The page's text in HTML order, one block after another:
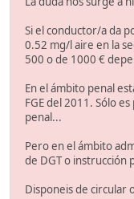
Si el conductor/a da
0.52 mg/l aire en la
500 o de 1000 €
En el ámbito penal
FGE del 2011. Sólo
penal...
Pero en el ámbito
de DGT o instrucción
Disponeis de circular